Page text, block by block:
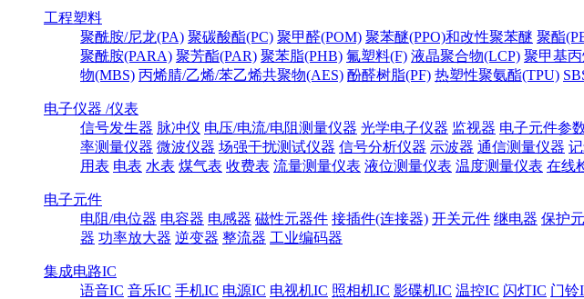
工程塑料
聚酰胺/尼龙(PA) 聚碳酸酯(PC) 聚甲醛(POM) 聚苯醚(PPO)和改性聚苯醚 聚酯
聚酰胺(PARA) 聚芳酯(PAR) 聚苯脂(PHB) 氟塑料(F) 液晶聚合物(LCP) 聚甲基
物(MBS) 丙烯腈/乙烯/苯乙烯共聚物(AES) 酚醛树脂(PF) 热塑性聚氨酯(TPU)
电子仪器 /仪表
信号发生器 脉冲仪 电压/电流/电阻测量仪器 光学电子仪器 监视器 电子元件参
率测量仪器 微波仪器 场强干扰测试仪器 信号分析仪器 示波器 通信测量仪器
用表 电表 水表 煤气表 收费表 流量测量仪表 液位测量仪表 温度测量仪表 在线
电子元件
电阻/电位器 电容器 电感器 磁性元器件 接插件(连接器) 开关元件 继电器 保护
器 功率放大器 逆变器 整流器 工业编码器
集成电路IC
语音IC 音乐IC 手机IC 电源IC 电视机IC 照相机IC 影碟机IC 温控IC 闪灯IC 门铃